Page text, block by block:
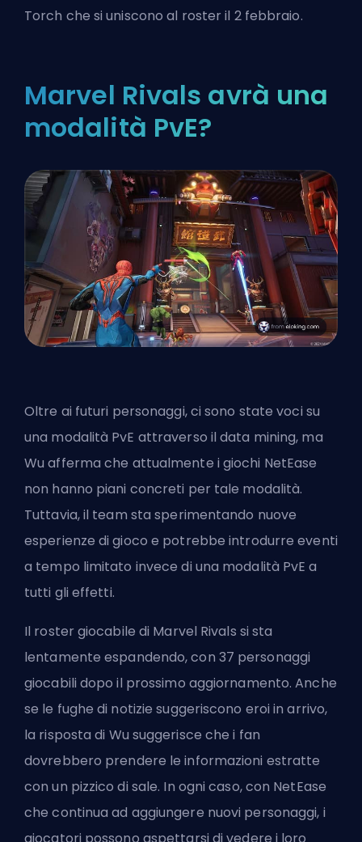
Torch che si uniscono al roster il 2 febbraio.
Marvel Rivals avrà una
modalità PvE?
Oltre ai futuri personaggi, ci sono state voci su
una modalità PvE attraverso il data mining, ma
Wu afferma che attualmente i giochi NetEase
non hanno piani concreti per tale modalità.
Tuttavia, il team sta sperimentando nuove
esperienze di gioco e potrebbe introdurre eventi
a tempo limitato invece di una modalità PvE a
tutti gli effetti.
Il roster giocabile di Marvel Rivals si sta
lentamente espandendo, con 37 personaggi
giocabili dopo il prossimo aggiornamento. Anche
se le fughe di notizie suggeriscono eroi in arrivo,
la risposta di Wu suggerisce che i fan
dovrebbero prendere le informazioni estratte
con un pizzico di sale. In ogni caso, con NetEase
che continua ad aggiungere nuovi personaggi, i
giocatori possono aspettarsi di vedere i loro